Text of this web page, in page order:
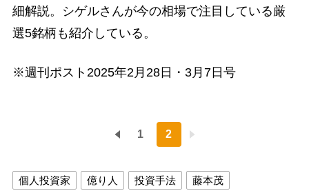
細解説。シゲルさんが今の相場で注目している厳
選5銘柄も紹介している。
※週刊ポスト2025年2月28日・3月7日号
1 2
個人投資家 億り人 投資手法 藤本茂